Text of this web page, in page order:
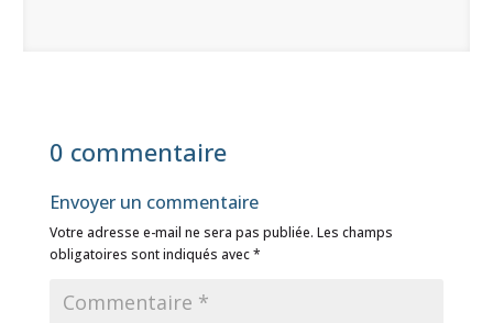
0 commentaire
Envoyer un commentaire
Votre adresse e-mail ne sera pas publiée. Les champs
obligatoires sont indiqués avec*